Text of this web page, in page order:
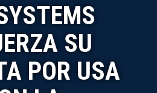
SU
POR USA